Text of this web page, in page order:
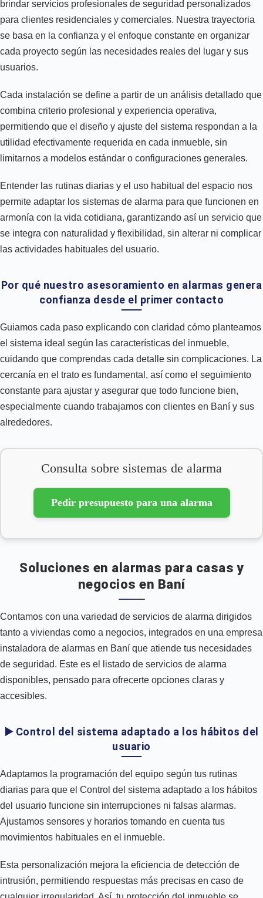
brindar servicios profesionales de seguridad personalizados
para clientes residenciales y comerciales. Nuestra trayectoria
se basa en la confianza y el enfoque constante en organizar
cada proyecto según las necesidades reales del lugar y sus
usuarios.
Cada instalación se define a partir de un análisis detallado que
combina criterio profesional y experiencia operativa,
permitiendo que el diseño y ajuste del sistema respondan a la
utilidad efectivamente requerida en cada inmueble, sin
limitarnos a modelos estándar o configuraciones generales.
Entender las rutinas diarias y el uso habitual del espacio nos
permite adaptar los sistemas de alarma para que funcionen en
armonía con la vida cotidiana, garantizando así un servicio que
se integra con naturalidad y flexibilidad, sin alterar ni complicar
las actividades habituales del usuario.
Por qué nuestro asesoramiento en alarmas genera
confianza desde el primer contacto
Guiamos cada paso explicando con claridad cómo planteamos
el sistema ideal según las características del inmueble,
cuidando que comprendas cada detalle sin complicaciones. La
cercanía en el trato es fundamental, así como el seguimiento
constante para ajustar y asegurar que todo funcione bien,
especialmente cuando trabajamos con clientes en Baní y sus
alrededores.
Consulta sobre sistemas de alarma
Pedir presupuesto para una alarma
Soluciones en alarmas para casas y
negocios en Baní
Contamos con una variedad de servicios de alarma dirigidos
tanto a viviendas como a negocios, integrados en una empresa
instaladora de alarmas en Baní que atiende tus necesidades
de seguridad. Este es el listado de servicios de alarma
disponibles, pensado para ofrecerte opciones claras y
accesibles.
▶️ Control del sistema adaptado a los hábitos del
usuario
Adaptamos la programación del equipo según tus rutinas
diarias para que el Control del sistema adaptado a los hábitos
del usuario funcione sin interrupciones ni falsas alarmas.
Ajustamos sensores y horarios tomando en cuenta tus
movimientos habituales en el inmueble.
Esta personalización mejora la eficiencia de detección de
intrusión, permitiendo respuestas más precisas en caso de